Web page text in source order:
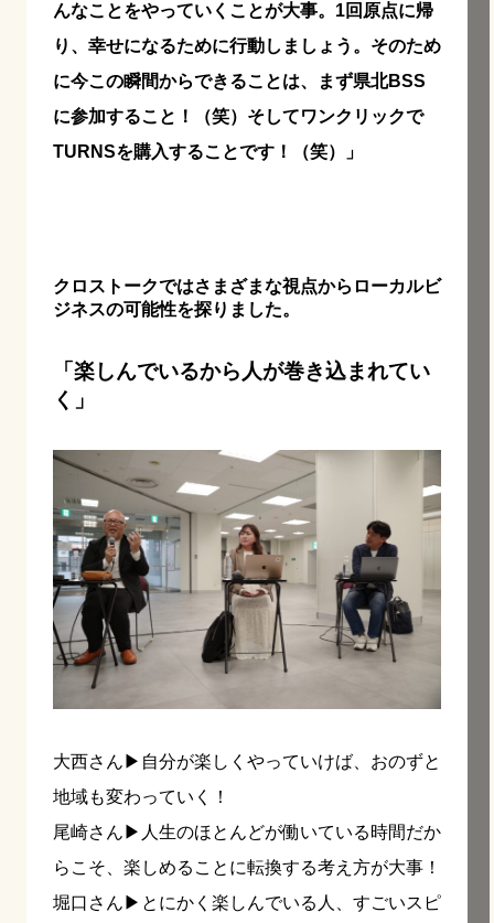
んなことをやっていくことが大事。 1回原点に帰
り、幸せになるために行動しましょう。そのため
に今この瞬間からできることは、まず県北BSS
に参加すること！（笑）そしてワンクリックで
TURNSを購入することです！（笑）」
クロストークではさまざまな視点からローカルビ
ジネスの可能性を探りました。
「楽しんでいるから人が巻き込まれてい
く」
大西さん▶︎自分が楽しくやっていけば、おのずと
地域も変わっていく！
尾崎さん▶︎人生のほとんどが働いている時間だか
らこそ、楽しめることに転換する考え方が大事！
堀口さん▶︎とにかく楽しんでいる人、すごいスピ